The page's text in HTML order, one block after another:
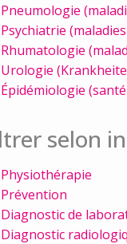
Pneumologie
Psychiatrie
Rhumatologie
Urologie
Épidémiologie
selon
Physiothérapie
Prévention
Diagnostic de
Diagnostic